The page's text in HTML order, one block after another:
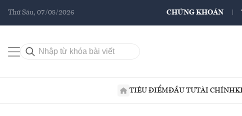
Thứ Sáu, 07/08/2026 CHỨNG KHOÁN
TIÊU ĐIỂMĐẦU TƯTÀI CHÍNH